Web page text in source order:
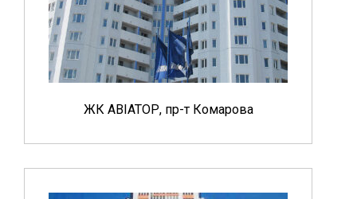
ЖК АВІАТОР, пр-т Комарова